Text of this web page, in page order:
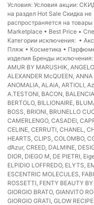
Условия: Условия акции:
на раздел Hot Sale Скидка не
распространяется на
Marketplace • Best Price •
Категории исключения: •
Пляж • Косметика •
изделия Бренды исключения:
AMUR BY MARUSHIK,
ALEXANDER McQUEEN, ANNA
ANOMALIA, ALAiA, ARTIOLI,
A.TESTONI, BACON,
BERTOLO, BILLIONAIRE,
BOSS, BRIONI, BRUNELLO
CAMERLENGO, CASADEI,
CELINE, CERRUTI, CHANEL,
HEARTS, CLIPS, COLOMBO,
d’Azur, CREED, DALMINE,
DIOR, DIEGO M, DE PIETRI,
ELPIDIO LOFFREDO, ELYTS,
ESCENTRIC MOLECULES,
ROSSETTI, FENTY BEAUTY
GIORGIO BRATO, GIANVITO
GIORGIO GRATI, GLOW